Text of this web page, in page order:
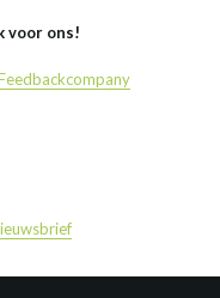
voor ons!